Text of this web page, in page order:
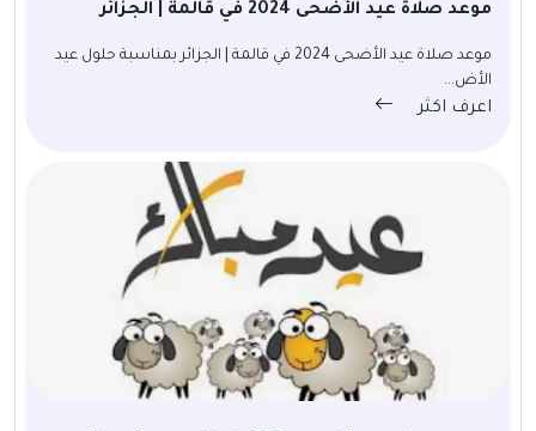
موعد صلاة عيد الأضحى 2024 في قالمة | الجزائر
موعد صلاة عيد الأضحى 2024 في قالمة | الجزائر بمناسبة حلول عيد
الأض...
اعرف اكثر